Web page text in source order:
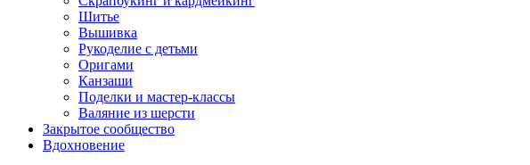
Шитье
Вышивка
Рукоделие с детьми
Оригами
Канзаши
Поделки и мастер-классы
Валяние из шерсти
Закрытое сообщество
Вдохновение